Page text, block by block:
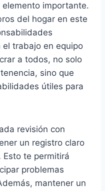
importante.
del hogar en este
trabajo en equipo
a todos, no solo
sino que
útiles para
revisión con
un registro claro
Esto te permitirá
problemas
mantener un